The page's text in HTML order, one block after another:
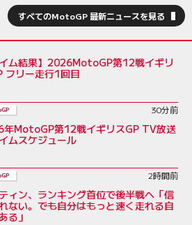
すべてのMotoGP 最新ニュースを見る
イム結果】2026MotoGP第12戦イギリ
フリー走行1回目
30分前
MotoGP第12戦イギリスGP TV放送
ムスケジュール
2時間前
ィン、ランキング首位で後半戦へ「信
ない。でも自分はもっと速く走れる自
る」